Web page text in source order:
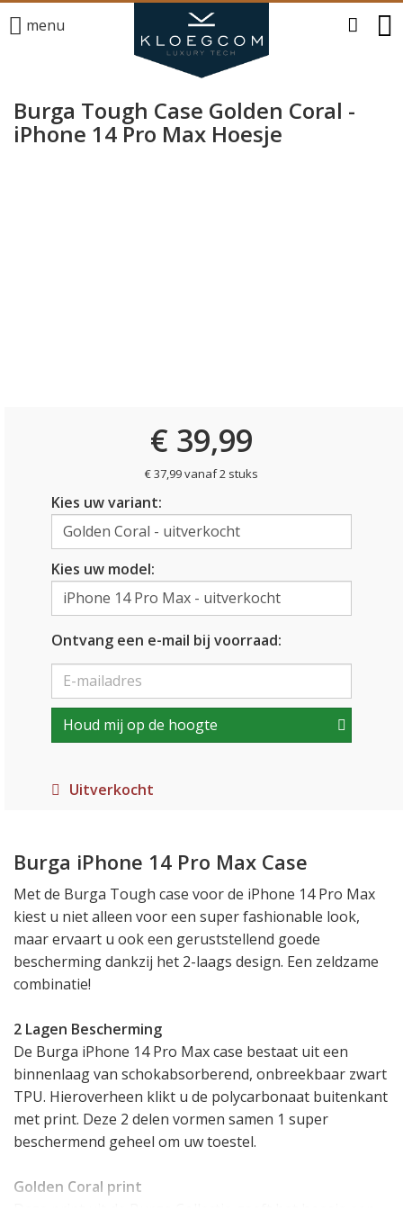
menu
Burga Tough Case Golden Coral -
iPhone 14 Pro Max Hoesje
€ 39,99
€ 37,99 vanaf 2 stuks
Kies uw variant:
Kies uw model:
Ontvang een e-mail bij voorraad:
Houd mij op de hoogte
Uitverkocht
Burga iPhone 14 Pro Max Case
Met de Burga Tough case voor de iPhone 14 Pro Max
kiest u niet alleen voor een super fashionable look,
maar ervaart u ook een geruststellend goede
bescherming dankzij het 2-laags design. Een zeldzame
combinatie!
2 Lagen Bescherming
De Burga iPhone 14 Pro Max case bestaat uit een
binnenlaag van schokabsorberend, onbreekbaar zwart
TPU. Hieroverheen klikt u de polycarbonaat buitenkant
met print. Deze 2 delen vormen samen 1 super
beschermend geheel om uw toestel.
Golden Coral print